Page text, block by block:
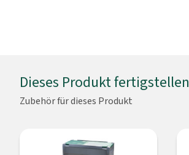
Dieses Produkt fertigstellen
Zubehör für dieses Produkt